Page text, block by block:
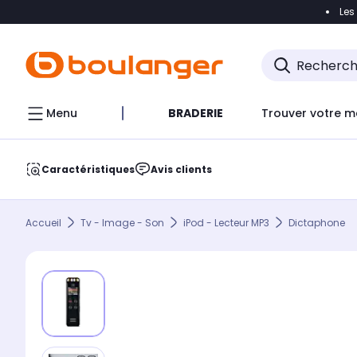
Accéder
Menu BRADERIE Trouver votre
Caractéristiques Avis clients
Accueil Tv - Image - Son iPod - Lecteur MP3 Dictaphone